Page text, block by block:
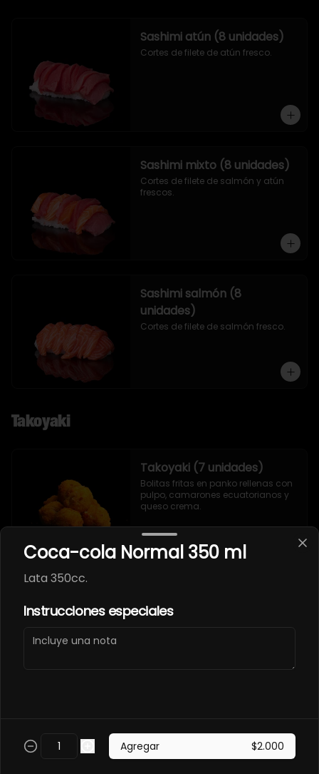
Sashimi atún (8 unidades)
Cortes de filete de atún fresco.
Sashimi mixto (8 unidades)
Cortes de filete de salmón y atún
frescos.
Sashimi salmón (8
unidades)
Cortes de filete de salmón fresco.
Takoyaki
Takoyaki (7 unidades)
Bolitas fritas en panko rellenas con
pulpo, camarones ecuatorianos y
queso crema.
Champiñon (7 unidades)
unidades)
Bolitas fritas en panko rellenas con
Coca-cola Normal 350 ml
Lata 350cc.
Instrucciones especiales
Agregar $2.000